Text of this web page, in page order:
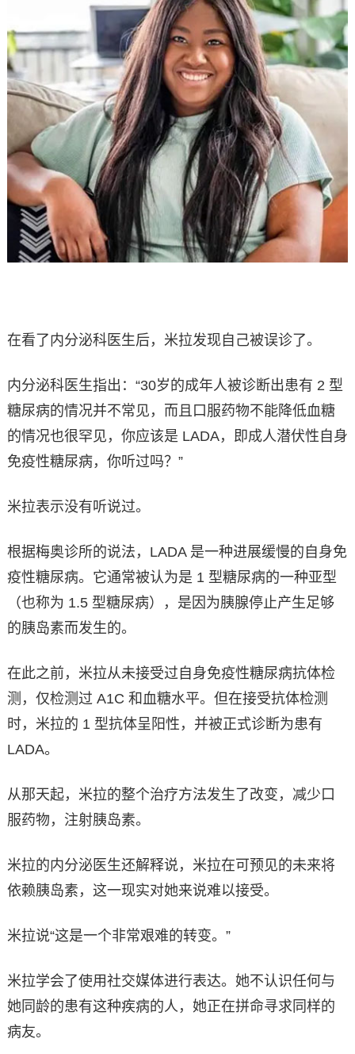
在看了内分泌科医生后，米拉发现自己被误诊了。
内分泌科医生指出：“30岁的成年人被诊断出患有 2 型
糖尿病的情况并不常见，而且口服药物不能降低血糖
的情况也很罕见，你应该是 LADA，即成人潜伏性自身
免疫性糖尿病，你听过吗？”
米拉表示没有听说过。
根据梅奥诊所的说法，LADA 是一种进展缓慢的自身免
疫性糖尿病。它通常被认为是 1 型糖尿病的一种亚型
（也称为 1.5 型糖尿病），是因为胰腺停止产生足够
的胰岛素而发生的。
在此之前，米拉从未接受过自身免疫性糖尿病抗体检
测，仅检测过 A1C 和血糖水平。但在接受抗体检测
时，米拉的 1 型抗体呈阳性，并被正式诊断为患有
LADA。
从那天起，米拉的整个治疗方法发生了改变，减少口
服药物，注射胰岛素。
米拉的内分泌医生还解释说，米拉在可预见的未来将
依赖胰岛素​​，这一现实对她来说难以接受。
米拉说“这是一个非常艰难的转变。”
米拉学会了使用社交媒体进行表达。她不认识任何与
她同龄的患有这种疾病的人，她正在拼命寻求同样的
病友。